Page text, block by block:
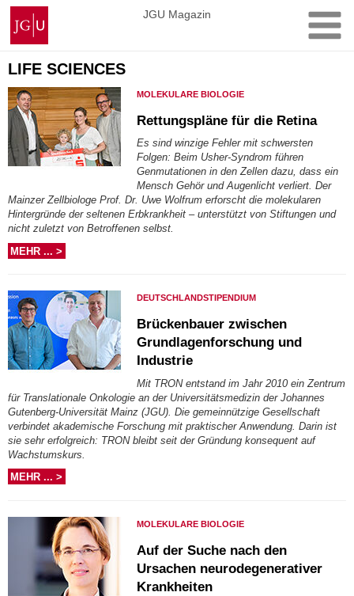
Zum
Inhalt
springen
Johannes
Gutenberg-
Universität
Mainz
JGU Magazin
LIFE SCIENCES
MOLEKULARE BIOLOGIE
Rettungspläne für die Retina
Es sind winzige Fehler mit schwersten
Folgen: Beim Usher-Syndrom führen
Genmutationen in den Zellen dazu, dass ein
Mensch Gehör und Augenlicht verliert. Der
Mainzer Zellbiologe Prof. Dr. Uwe Wolfrum erforscht die molekularen
Hintergründe der seltenen Erbkrankheit – unterstützt von Stiftungen und
nicht zuletzt von Betroffenen selbst.
MEHR ... >
DEUTSCHLANDSTIPENDIUM
Brückenbauer zwischen
Grundlagenforschung und
Industrie
Mit TRON entstand im Jahr 2010 ein Zentrum
für Translationale Onkologie an der Universitätsmedizin der Johannes
Gutenberg-Universität Mainz (JGU). Die gemeinnützige Gesellschaft
verbindet akademische Forschung mit praktischer Anwendung. Darin ist
sie sehr erfolgreich: TRON bleibt seit der Gründung konsequent auf
Wachstumskurs.
MEHR ... >
MOLEKULARE BIOLOGIE
Auf der Suche nach den
Ursachen neurodegenerativer
Krankheiten